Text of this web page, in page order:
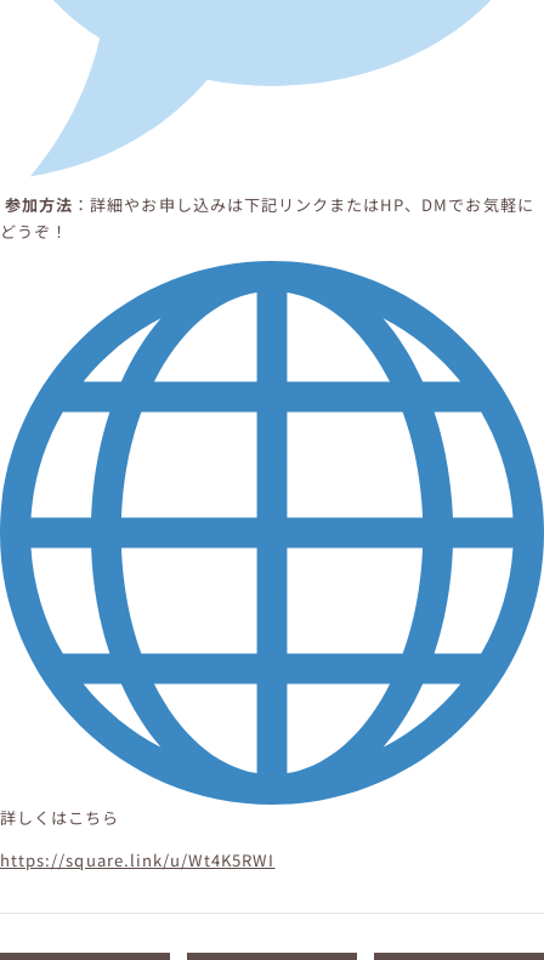
参加方法 ：詳細やお申し込みは下記リンクまたはHP、DMでお気軽に
どうぞ！
詳しくはこちら
https://square.link/u/Wt4K5RWI